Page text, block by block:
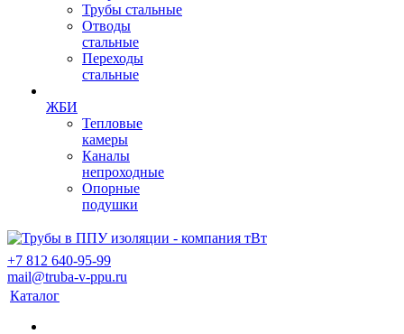
Трубы стальные
Отводы
стальные
Переходы
стальные
ЖБИ
Тепловые
камеры
Каналы
непроходные
Опорные
подушки
+7 812 640-95-99
mail@truba-v-ppu.ru
Каталог